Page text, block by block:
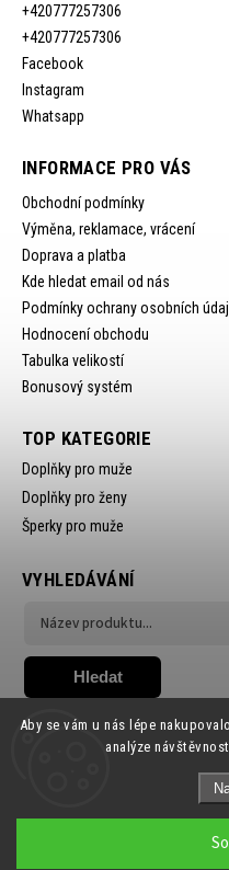
Aby se vám u nás lépe
analýze
+420777257306
+420777257306
Facebook
Instagram
Whatsapp
INFORMACE PRO VÁS
Obchodní podmínky
Výměna, reklamace, vrácení
Doprava a platba
Kde hledat email od nás
Podmínky ochrany osobních
Hodnocení obchodu
Tabulka velikostí
Bonusový systém
TOP KATEGORIE
Doplňky pro muže
Doplňky pro ženy
Šperky pro muže
VYHLEDÁVÁNÍ
Hledat